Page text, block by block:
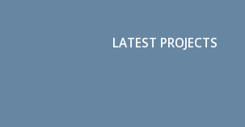
LATEST PROJECTS